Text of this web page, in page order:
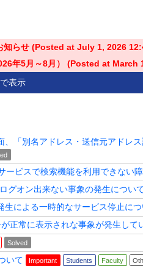
知らせ (Posted at July 1, 2026
年5月～8月） (Posted at March
表示
、「別名アドレス・送信元アドレ
ビスで検索機能を利用できない
グオン出来ない事象の発生につい
による一時的なサービス停止につ
正常に表示されな事象が発生して
Solved
いて Important Students Faculty